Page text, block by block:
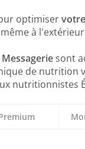
optimiser
à
sont
de nutrition
nutritionnistes